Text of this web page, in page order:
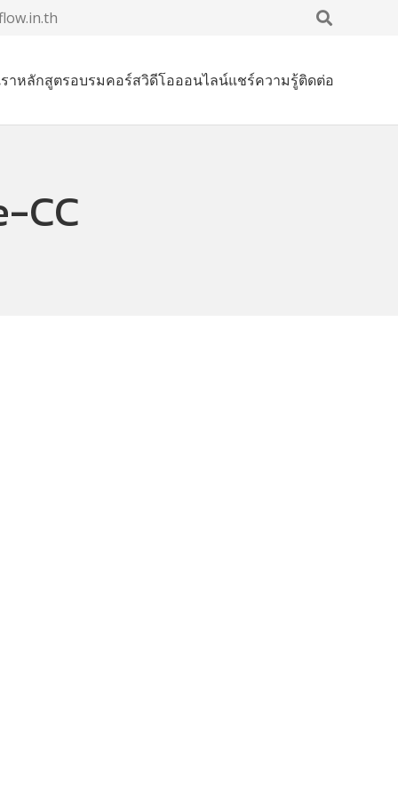
าหลักสูตรอบรมคอร์สวิดีโอออนไลน์แชร์ความรู้ติดต่อ
CC